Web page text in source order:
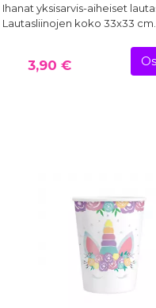
Ihanat yksisarvis-aiheiset
Lautasliinojen koko 33x33
3,90 €